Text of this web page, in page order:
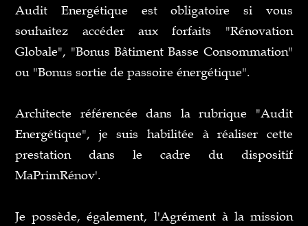
Audit Energétique est obligatoire si vous
souhaitez accéder aux forfaits "Rénovation
Globale", "Bonus Bâtiment Basse Consommation"
ou "Bonus sortie de passoire énergétique".
Architecte référencée dans la rubrique "Audit
Energétique", je suis habilitée à réaliser cette
prestation dans le cadre du dispositif
MaPrimRénov'.
Je possède, également, l'Agrément à la mission